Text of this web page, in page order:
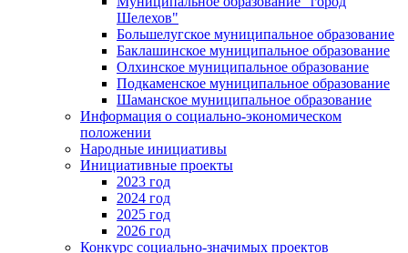
Шелехов"
Большелугское муниципальное образование
Баклашинское муниципальное образование
Олхинское муниципальное образование
Подкаменское муниципальное образование
Шаманское муниципальное образование
Информация о социально-экономическом
положении
Народные инициативы
Инициативные проекты
2023 год
2024 год
2025 год
2026 год
Конкурс социально-значимых проектов